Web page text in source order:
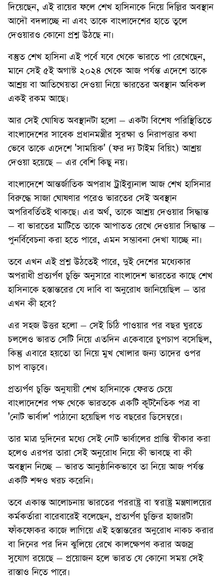
দিয়েছেন, এই রায়ের ফলে শেখ হাসিনাকে নিয়ে দিল্লির অবস্থান
আদৌ বদলাচ্ছে না এবং তাকে বাংলাদেশের হাতে তুলে
দেওয়ারও কোনো প্রশ্ন উঠছে না।
বস্তুত শেখ হাসিনা এই পর্বে যবে থেকে ভারতে পা রেখেছেন,
মানে সেই ৫ই অগাস্ট ২০২৪ থেকে আজ পর্যন্ত এদেশে তাকে
আশ্রয় বা আতিথেয়তা দেওয়া নিয়ে ভারতের অবস্থান অবিকল
একই রকম আছে।
আর সেই ঘোষিত অবস্থানটা হলো – একটা বিশেষ পরিস্থিতিতে
বাংলাদেশের সাবেক প্রধানমন্ত্রীর সুরক্ষা ও নিরাপত্তার কথা
ভেবে তাকে এদেশে 'সাময়িক' (ফর দ্য টাইম বিয়িং) আশ্রয়
দেওয়া হয়েছে – এর বেশি কিছু নয়।
বাংলাদেশে আন্তর্জাতিক অপরাধ ট্রাইব্যুনাল আজ শেখ হাসিনার
বিরুদ্ধে সাজা ঘোষণার পরেও ভারতের সেই অবস্থান
অপরিবর্তিতই থাকছে। এর অর্থ, তাকে আশ্রয় দেওয়ার সিদ্ধান্ত
– বা ভারতের মাটিতে তাকে আপাতত রেখে দেওয়ার সিদ্ধান্ত –
পুনর্বিবেচনা করা হতে পারে, এমন সম্ভাবনা দেখা যাচ্ছে না।
তবে এখন এই প্রশ্ন উঠতেই পারে, দুই দেশের মধ্যেকার
অপরাধী প্রত্যর্পণ চুক্তি অনুসারে বাংলাদেশ ভারতের কাছে শেখ
হাসিনাকে হস্তান্তরের যে দাবি বা অনুরোধ জানিয়েছিল – তার
এখন কী হবে?
এর সহজ উত্তর হলো – সেই চিঠি পাওয়ার পর বছর ঘুরতে
চললেও ভারত সেটি নিয়ে এতদিন একেবারে চুপচাপ বসেছিল,
কিন্তু এবারে হয়তো তা নিয়ে মুখ খোলার জন্য তাদের ওপর
চাপ বাড়বে।
প্রত্যর্পণ চুক্তি অনুযায়ী শেখ হাসিনাকে ফেরত চেয়ে
বাংলাদেশের পক্ষ থেকে ভারতকে একটি কূটনৈতিক পত্র বা
'নোট ভার্বাল' পাঠানো হয়েছিল গত বছরের ডিসেম্বরে।
তার মাত্র দুদিনের মধ্যে সেই নোট ভার্বালের প্রাপ্তি স্বীকার করা
হলেও এরপর তারা সেই অনুরোধ নিয়ে কী ভাবছে বা কী
অবস্থান নিচ্ছে – ভারত আনুষ্ঠানিকভাবে তা নিয়ে আজ পর্যন্ত
একটি শব্দও খরচ করেনি।
তবে একান্ত আলোচনায় ভারতের পররাষ্ট্র বা স্বরাষ্ট্র মন্ত্রণালয়ের
কর্মকর্তারা বারেবারেই বলেছেন, প্রত্যর্পণ চুক্তির হাজারটা
ফাঁকফোকর কাজে লাগিয়ে এই হস্তান্তরের অনুরোধ নাকচ করার
বা দিনের পর দিন ঝুলিয়ে রেখে কালক্ষেপণ করার অজস্র
সুযোগ রয়েছে – প্রয়োজন হলে ভারত যে কোনো সময় সেই
রাস্তাও নিতে পারে।